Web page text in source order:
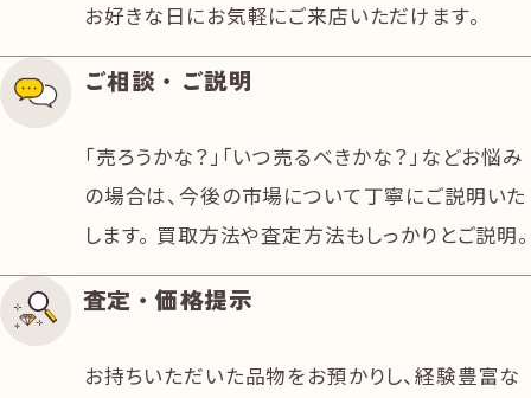
お好きな日にお気軽にご来店いただけます。
ご相談・ご説明
「売ろうかな？」「いつ売るべきかな？」などお悩み
の場合は、今後の市場について丁寧にご説明いた
します。 買取方法や査定方法もしっかりとご説明。
査定・価格提示
お持ちいただいた品物をお預かりし、経験豊富な